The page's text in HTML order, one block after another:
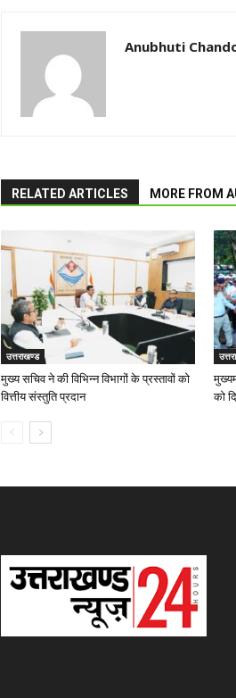
Anubhuti
RELATED ARTICLES MORE FROM
उत्तराखण्ड
मुख्य सचिव ने की विभिन्न विभागों के प्रस्तावों को
वित्तीय संस्तुति प्रदान
को